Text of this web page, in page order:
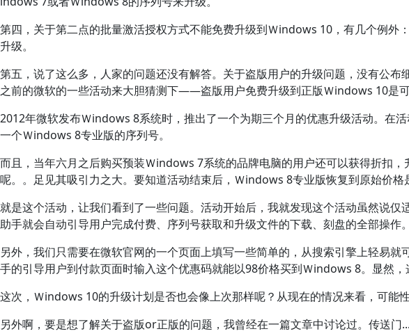
第四，关于第二点的批量激活授权方式不能免费升级到Ｗindows 10，有几个例
升级。
第五，说了这么多，人家的问题还没有解答。关于盗版用户的升级问题，没有公
之前的微软的一些活动来大胆猜测下——盗版用户免费升级到正版Ｗindows 10是可
2012年微软发布Ｗindows 8系统时，推出了一个为期三个月的优惠升级活动。
一个Ｗindows 8专业版的序列号。
而且，当年六月之后购买预装Ｗindows 7系统的品牌电脑的用户还可以获得折扣
呢。。足见其吸引力之大。要知道活动结束后，Ｗindows 8专业版恢复到原始价格
就是这个活动，让我们看到了一些问题。活动开始后，我就发现这个活动虽然说
助手就会自动引导用户完成付费、序列号获取和升级文件的下载、刻盘的全部操作
另外，我们只需要在微软官网的一个页面上填写一些简单的，从搜索引擎上轻易
手的引导用户到付款页面时输入这个优惠码就能以98价格买到Ｗindows 8。显然
这次，Ｗindows 10的升级计划是否也会像上次那样呢？从现在的情况来看，可能性
另外啊，要是想了解关于盗版or正版的问题，我曾经在一篇文章中讨论过。传送门...